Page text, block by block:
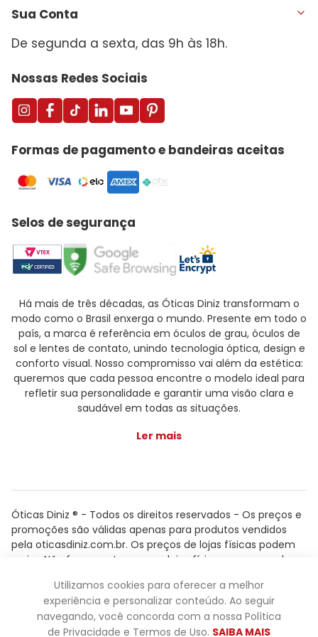
Sua Conta
De segunda a sexta, das 9h às 18h.
Nossas Redes Sociais
Formas de pagamento e bandeiras aceitas
Selos de segurança
Há mais de três décadas, as Óticas Diniz transformam o
modo como o Brasil enxerga o mundo. Presente em todo o
país, a marca é referência em óculos de grau, óculos de
sol e lentes de contato, unindo tecnologia óptica, design e
conforto visual. Nosso compromisso vai além da estética:
queremos que cada pessoa encontre o modelo ideal para
refletir sua personalidade e garantir uma visão clara e
saudável em todas as situações.
Ler mais
Óticas Diniz ® - Todos os direitos reservados - Os preços e
promoções são válidas apenas para produtos vendidos
pela oticasdiniz.com.br. Os preços de lojas físicas podem
variar. Não fazemos trocas em lojas físicas, apenas pelo
Powered by
Utilizamos cookies para oferecer a melhor
experiência e personalizar conteúdo. Ao seguir
navegando, você concorda com a nossa Política
de Privacidade e Termos de Uso. SAIBA MAIS